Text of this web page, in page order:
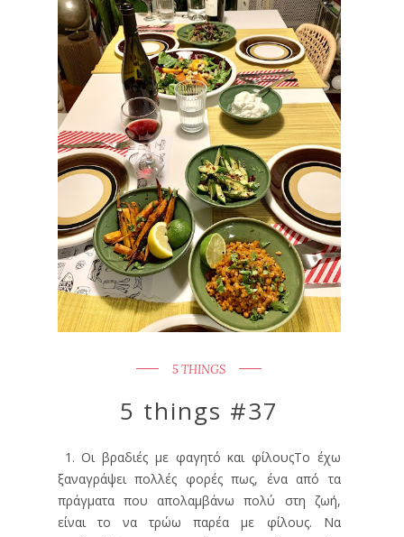
5 THINGS
5 things #37
1. Οι βραδιές με φαγητό και φίλουςΤο έχω
ξαναγράψει πολλές φορές πως, ένα από τα
πράγματα που απολαμβάνω πολύ στη ζωή,
είναι το να τρώω παρέα με φίλους. Να